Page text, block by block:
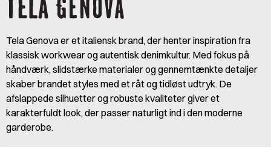
Tela Genova er et italiensk brand, der henter inspiration fra
klassisk workwear og autentisk denimkultur. Med fokus på
håndværk, slidstærke materialer og gennemtænkte detaljer
skaber brandet styles med et råt og tidløst udtryk. De
afslappede silhuetter og robuste kvaliteter giver et
karakterfuldt look, der passer naturligt ind i den moderne
garderobe.